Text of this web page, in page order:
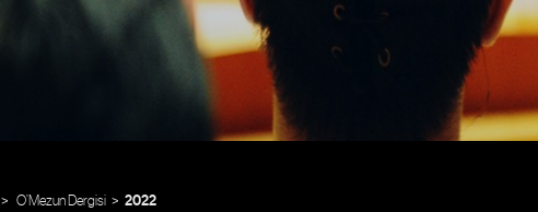
O’Mezun Dergisi 2022